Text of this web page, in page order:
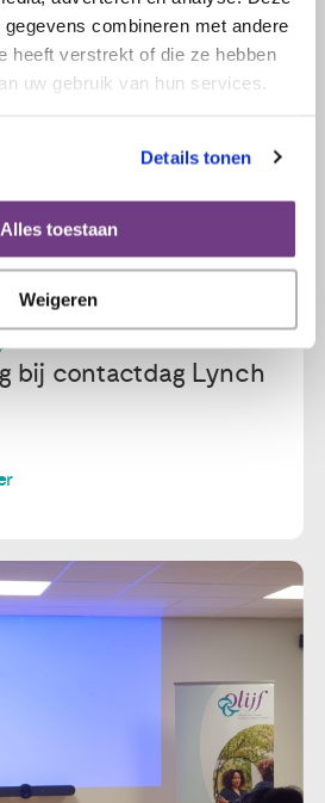
combineren met andere
heeft verstrekt of die ze hebben
uw gebruik van hun services.
Details tonen
Alles toestaan
Weigeren
bij contactdag Lynch